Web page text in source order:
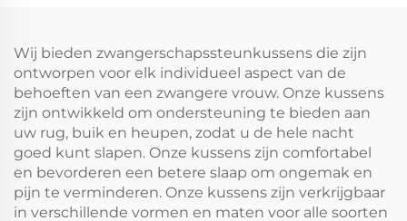
Wij bieden zwangerschapssteunkussens die zijn
ontworpen voor elk individueel aspect van de
behoeften van een zwangere vrouw. Onze kussens
zijn ontwikkeld om ondersteuning te bieden aan
uw rug, buik en heupen, zodat u de hele nacht
goed kunt slapen. Onze kussens zijn comfortabel
en bevorderen een betere slaap om ongemak en
pijn te verminderen. Onze kussens zijn verkrijgbaar
in verschillende vormen en maten voor alle soorten